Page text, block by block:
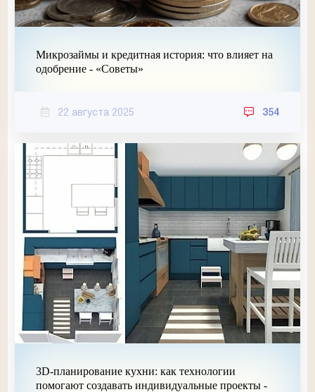
Микрозаймы и кредитная история: что влияет на
одобрение - «Советы»
22 августа 2025 354
3D-планирование кухни: как технологии
помогают создавать индивидуальные проекты -